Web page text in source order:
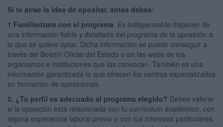
Si te atrae la idea de opositar, antes debes:
1 Familiarízate con el programa . Es indispensable disponer de
una información fiable y detallada del programa de la oposición a
la que se quiere optar. Dicha información se puede conseguir a
través del Boletín Oficial del Estado o en las webs de los
organismos e instituciones que las convocan. También es una
información garantizada la que ofrecen los centros especializados
en formación de oposiciones.
2. ¿Tu perfil es adecuado al programa elegido? Debes valorar
si la oposición está relacionada con tu currículum académico, con
alguna experiencia laboral previa o con tus intereses particulares.